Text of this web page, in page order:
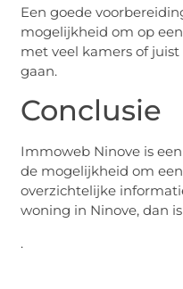
Een goede
mogelijkheid om op
met veel kamers of
gaan.
Conclusie
Immoweb Ninove is
de mogelijkheid om
overzichtelijke
woning in Ninove, dan is
.